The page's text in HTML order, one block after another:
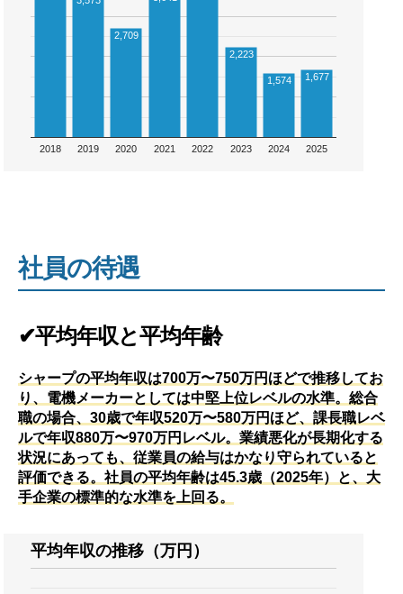
2018 2019 2020 2021 2022 2023 2024 2025
2,709
2,223
1,574 1,677
社員の待遇
✔平均年収と平均年齢
シャープの平均年収は700万〜750万円ほどで推移してお
り、電機メーカーとしては中堅上位レベルの水準。総合
職の場合、30歳で年収520万〜580万円ほど、課長職レベ
ルで年収880万〜970万円レベル。業績悪化が長期化する
状況にあっても、従業員の給与はかなり守られていると
評価できる。社員の平均年齢は45.3歳（2025年）と、大
手企業の標準的な水準を上回る。
平均年収の推移（万円）